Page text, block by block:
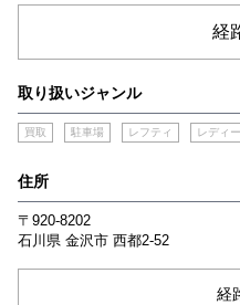
経
取り扱いジャンル
買取 駐車場 レフティ レディ
住所
〒920-8202
石川県 金沢市 西都2-52
経